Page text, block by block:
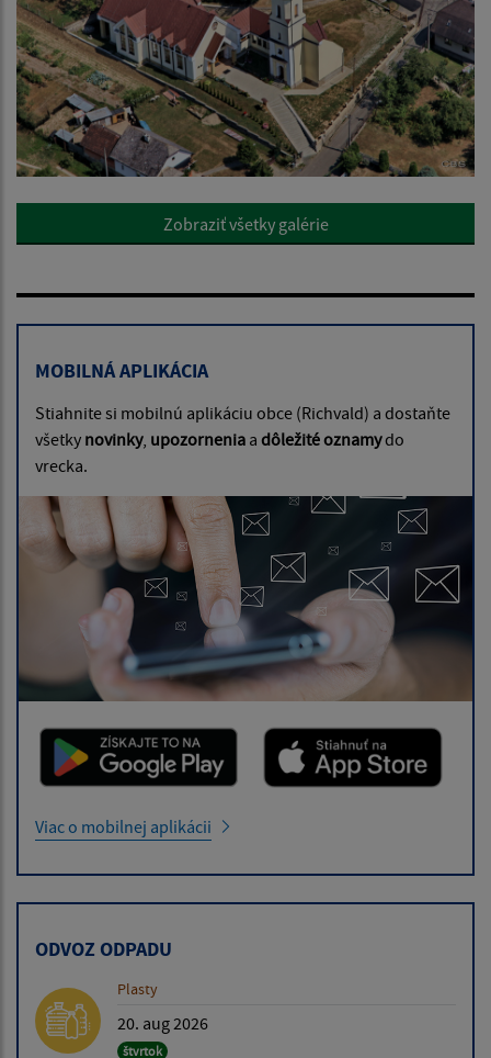
Zobraziť všetky galérie
MOBILNÁ APLIKÁCIA
Stiahnite si mobilnú aplikáciu obce (Richvald) a dostaňte
všetky novinky, upozornenia a dôležité oznamydo
vrecka.
Viac o mobilnej aplikácii
ODVOZ ODPADU
Plasty
20. aug 2026
štvrtok